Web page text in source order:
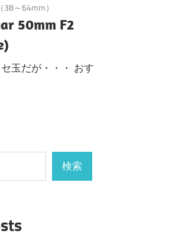
～64mm）
50mm F2
玉だが・・・ おす
検索